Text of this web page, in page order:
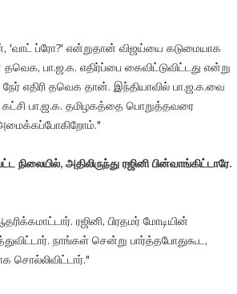
'வாட் ப்ரோ?' என்றுதான் விஜய்யை கடுமையாக
தவெக, பா.ஜ.க. எதிர்ப்பை கைவிட்டுவிட்டது என்று
எதிரி தவெக தான். இந்தியாவில் பா.ஜ.க.வை
பா.ஜ.க. தமிழகத்தை பொறுத்தவரை
அமைக்கப்போகிறோம்."
அதிலிருந்து ரஜினி பின்வாங்கிட்டாரே.
ரஜினி, பிரதமர் மோடியின்
நாங்கள் சென்று பார்த்தபோதுகூட,